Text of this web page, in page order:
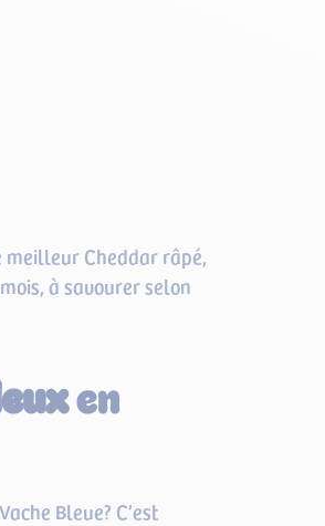
meilleur Cheddar râpé,
à savourer selon
en
Bleue? C’est